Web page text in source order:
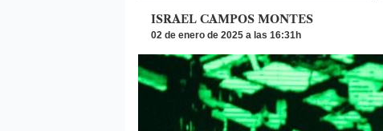
ISRAEL CAMPOS MONTES
02 de enero de 2025 a las 16:31h